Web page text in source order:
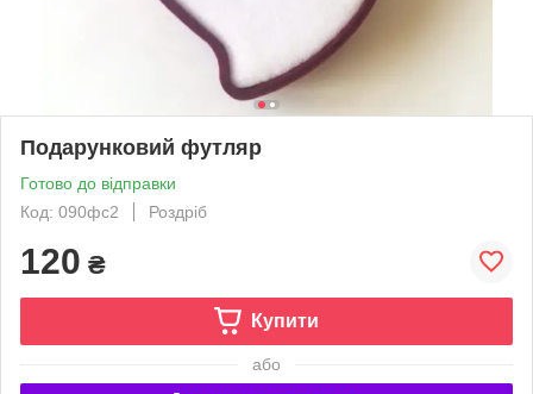
Подарунковий футляр
Готово до відправки
Код: 090фс2
Роздріб
120 ₴
Купити
або